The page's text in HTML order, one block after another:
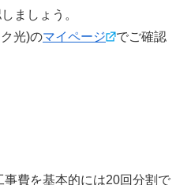
ましょう。
光)のマイページ
でご確認
事費を基本的には20回分割で